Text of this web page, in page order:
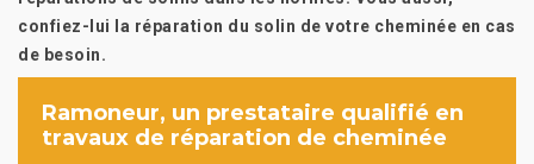
confiez-lui la réparation du solin de votre cheminée en cas
de besoin.
Ramoneur, un prestataire qualifié en
travaux de réparation de cheminée